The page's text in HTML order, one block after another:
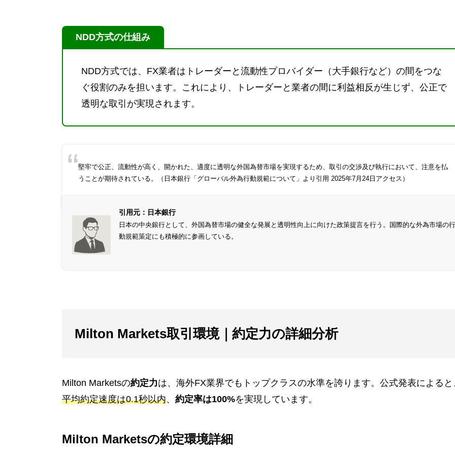
NDD方式の仕組み
NDD方式では、FX業者はトレーダーと流動性プロバイダー（大手銀行など）の間をつな
ぐ役割のみを担います。これにより、トレーダーと業者の間に利益相反が生じず、公正で
透明な取引が実現されます。
堅牢で公正、流動性が高く、開かれた、適度に透明な外国為替市場を実現するため、取引の交渉及び執行において、注意を払
うことが期待されている。（日本銀行「グローバル外為行動規範について 」より引用 2025年7月24日アクセス）
引用元：日本銀行
日本の中央銀行として、外国為替市場の健全な発展と透明性向上に向けた政策提言を行う。国際的な外為市場の行
動規範策定にも積極的に参画している。
Milton Markets取引環境｜約定力の詳細分析
Milton Marketsの約定力は、海外FX業界でもトップクラスの水準を誇ります。公式発表によると
平均約定速度は0.1秒以内、 約定率は100%を実現しています。
Milton Marketsの約定環境詳細